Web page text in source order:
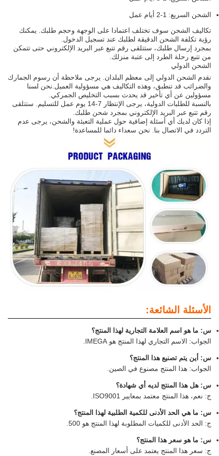
الشحن السريع: 1-2 أيام عمل
تكاليف الشحن سوف تختلف اعتمادا على الوجهة وحجم طلبك. يمكنك
رؤية تكلفة الشحن الدقيقة لطلبك عند تسجيل الدخول.
بمجرد إرسال طلبك، ستتلقى رقم تتبع عبر البريد الإلكتروني حتى تتمكن
من تتبع رحلة الطرد إلى عتبة منزلك.
الشحن الدولي
نقدم الشحن الدولي إلى معظم البلدان. يرجى ملاحظة أن رسوم الجمارك
والضرائب قد تنطبق، وهذه التكاليف هي مسؤولية العميل.نحن لسنا
مسؤولين عن أي تأخير قد يحدث بسبب التخليص الجمركي.
بالنسبة للطلبات الدولية، يرجى الإنتظار 7-14 يوم عمل للتسليم. ستتلقى
رقم تتبع عبر البريد الإلكتروني بمجرد شحن طلبك.
إذا كان لديك أي أسئلة إضافية حول عملية التعبئة والشحن، يرجى عدم
التردد في الاتصال بنا. نحن سعداء دائما للمساعدة!
الأسئلة الشائعة:
س: ما هو اسم العلامة التجارية لهذا المنتج؟
الجواب: الاسم التجاري لهذا المنتج هو IMEGA.
س: أين يتم تصنيع هذا المنتج؟
الجواب: هذا المنتج مصنوع في الصين.
س: هل هذا المنتج لديه أي شهادة؟
ج: نعم، هذا المنتج معتمد بمعايير ISO9001.
س: ما هي الحد الأدنى للكمية الطلبية لهذا المنتج؟
ج: الحد الأدنى للكميات المطلوبة لهذا المنتج هو 500.
س: ما هو سعر هذا المنتج؟
ج: سعر هذا المنتج يعتمد على أسعار المصنع.